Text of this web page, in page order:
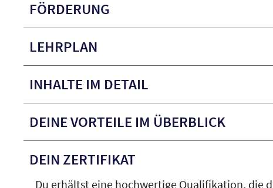
FÖRDERUNG
LEHRPLAN
INHALTE IM DETAIL
DEINE VORTEILE IM ÜBERBLICK
DEIN ZERTIFIKAT
Du erhältst eine hochwertige Qualifikation, die